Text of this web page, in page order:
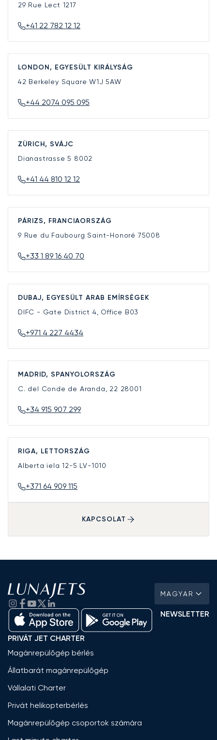
29 Rue Lect 1217
+41 22 782 12 12
LONDON, EGYESÜLT KIRÁLYSÁG
42 Berkeley SquareW1J 5AW
+44 2074 095 095
ZÜRICH, SVÁJC
Dianastrasse 5 8002
+41 44 810 12 12
PÁRIZS, FRANCIAORSZÁG
9 Rue du Faubourg Saint-Honoré 75008
+33 1 89 16 40 70
DUBAJ, EGYESÜLT ARAB EMÍRSÉGEK
DIFC - Gate District 4, Office B03
+971 4 227 4434
MADRID, SPANYOLORSZÁG
C. del Conde de Aranda, 22 28001
+34 915 907 299
RIGA, LETTORSZÁG
Alberta iela 12-5 LV-1010
+371 64 909 115
KAPCSOLAT
MAGYAR
NEWSLETTER
PRIVÁT JET CHARTER
Magánrepülőgép bérlés
Állatbarát magánrepülőgép
Vállalati Charter
Privát helikopterbérlés
Magánrepülőgép csoportok számára